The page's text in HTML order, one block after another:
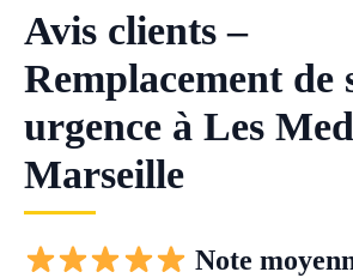
Avis clients –
Remplacement de
urgence à Les
Marseille
Note